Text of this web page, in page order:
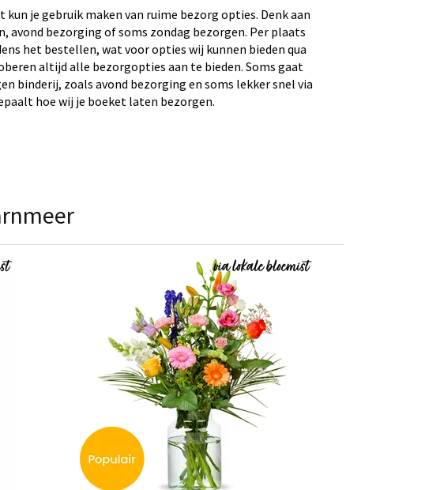
kun je gebruik maken van ruime bezorg opties. Denk aan
avond bezorging of soms zondag bezorgen. Per plaats
het bestellen, wat voor opties wij kunnen bieden qua
altijd alle bezorgopties aan te bieden. Soms gaat
binderij, zoals avond bezorging en soms lekker snel via
hoe wij je boeket laten bezorgen.